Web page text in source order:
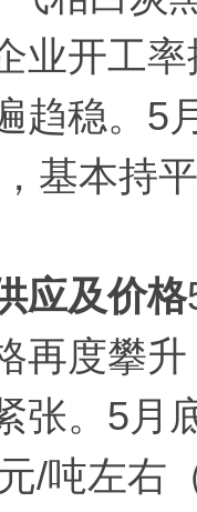
业开工
趋稳。5
基本持
应及价格
再度攀
张。5月
/吨左右